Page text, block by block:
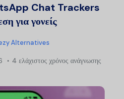
Chat Trackers
για γονείς
Alternatives
4 ελάχιστος χρόνος ανάγνωσης